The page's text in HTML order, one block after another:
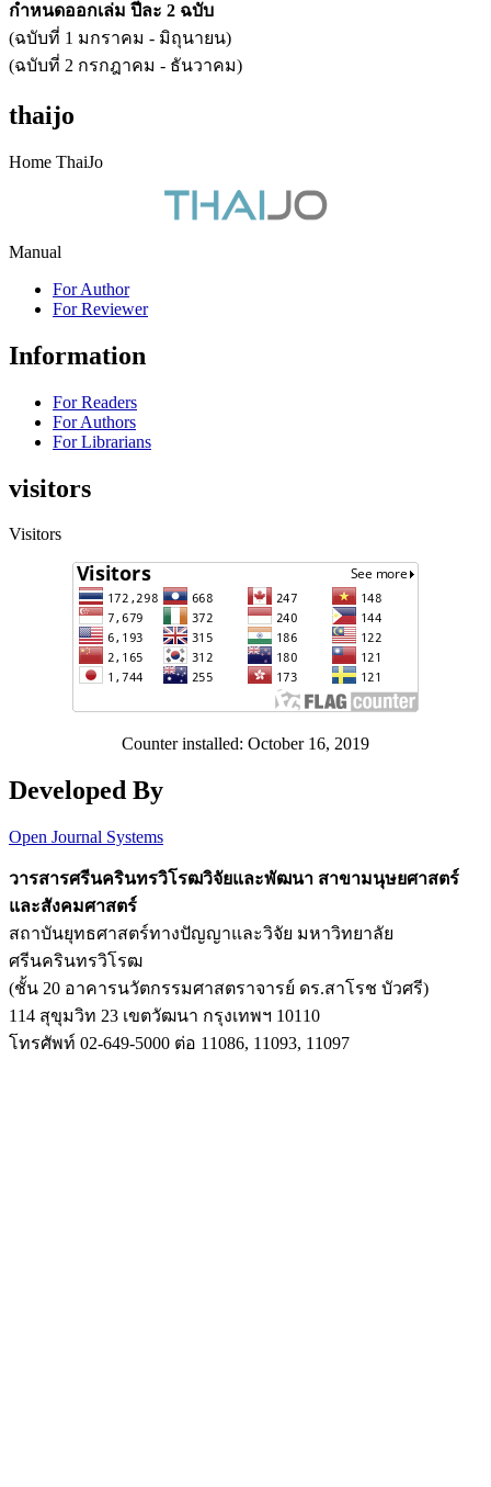
กำหนดออกเล่ม ปีละ 2 ฉบับ
(ฉบับที่ 1 มกราคม - มิถุนายน)
(ฉบับที่ 2 กรกฎาคม - ธันวาคม)
thaijo
Home ThaiJo
Manual
For Author
For Reviewer
Information
For Readers
For Authors
For Librarians
visitors
Visitors
Counter installed: October 16, 2019
Developed By
Open Journal Systems
วารสารศรีนครินทรวิโรฒวิจัยและพัฒนา สาขามนุษยศาสตร์
และสังคมศาสตร์
สถาบันยุทธศาสตร์ทางปัญญาและวิจัย มหาวิทยาลัย
ศรีนครินทรวิโรฒ
(ชั้น 20 อาคารนวัตกรรมศาสตราจารย์ ดร.สาโรช บัวศรี)
114 สุขุมวิท 23 เขตวัฒนา กรุงเทพฯ 10110
โทรศัพท์ 02-649-5000 ต่อ 11086, 11093, 11097